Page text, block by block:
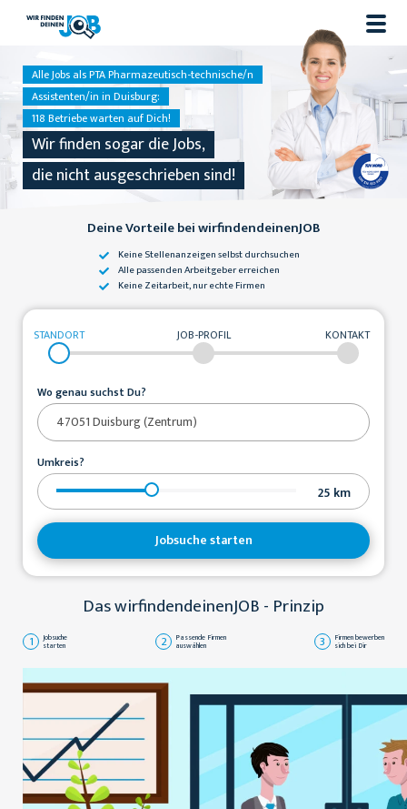
Alle Jobs als PTA Pharmazeutisch-technische/n
Assistenten/in in Duisburg:
118 Betriebe warten auf Dich!
Wir finden sogar die Jobs,
die nicht ausgeschrieben sind!
Deine Vorteile bei wirfindendeinenJOB
Keine Stellenanzeigenselbst durchsuchen
Alle passendenArbeitgeber erreichen
Keine Zeitarbeit,nur echte Firmen
STANDORT JOB-PROFIL KONTAKT
Wo genau suchst Du?
Umkreis?
25 km
Jobsuche starten
Das wirfindendeinenJOB - Prinzip
1 Jobsuche
starten 2 Passende Firmen
auswählen 3 Firmen bewerben
sich bei Dir